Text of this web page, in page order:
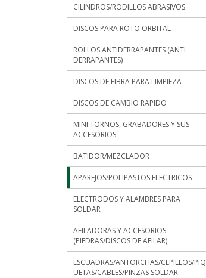
CILINDROS/RODILLOS ABRASIVOS
DISCOS PARA ROTO ORBITAL
ROLLOS ANTIDERRAPANTES (ANTI
DERRAPANTES)
DISCOS DE FIBRA PARA LIMPIEZA
DISCOS DE CAMBIO RAPIDO
MINI TORNOS, GRABADORES Y SUS
ACCESORIOS
BATIDOR/MEZCLADOR
APAREJOS/POLIPASTOS ELECTRICOS
ELECTRODOS Y ALAMBRES PARA
SOLDAR
AFILADORAS Y ACCESORIOS
(PIEDRAS/DISCOS DE AFILAR)
ESCUADRAS/ANTORCHAS/CEPILLOS/PIQ
UETAS/CABLES/PINZAS SOLDAR